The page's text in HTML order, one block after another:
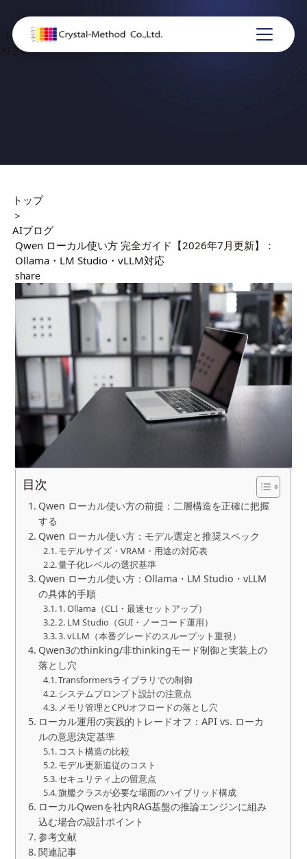
blog
AIブログ
トップ
＞
AIブログ
Qwen ローカル使い方 完全ガイド【2026年7月更新】：
Ollama・LM Studio・vLLM対応
share
目次
Qwen ローカル使い方の前提：二層構造を正確に把握
する
Qwen ローカル使い方：モデル選定と推奨スペック
モデルサイズ・VRAM・用途の対応表
量子化レベルの選択基準
Qwen ローカル使い方：Ollama・LM Studio・vLLM
の具体的手順
1. Ollama（CLI・最速セットアップ）
2. LM Studio（GUI・ノーコード運用）
3. vLLM（本番グレードのスループット重視）
Qwen3のthinking/非thinkingモード制御と実装上の
落とし穴
Transformersライブラリでの制御
システムプロンプト設計の注意点
メモリ管理とCPUオフロードの落とし穴
ローカル運用の実践的トレードオフ：API vs. ローカ
ルの意思決定基準
コスト構造の比較
モデル更新追従のコスト
セキュリティ上の留意点
旗艦クラスが必要な場面のハイブリッド構成
ローカルQwenを社内RAG基盤の推論エンジンに組み
込む場合の設計ポイント
参考文献
関連記事